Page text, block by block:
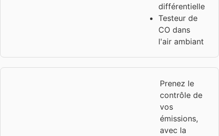
différentielle
Testeur de
CO dans
l'air ambiant
Prenez le
contrôle de
vos
émissions,
avec la